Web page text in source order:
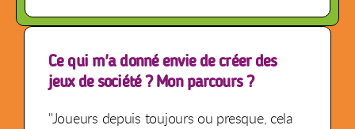
Ce qui m'a donné envie de créer des
jeux de société ? Mon parcours ?
"Joueurs depuis toujours ou presque, cela